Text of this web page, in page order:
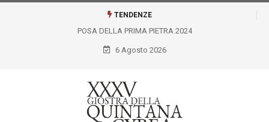
TENDENZE
POSA DELLA PRIMA PIETRA 2024
6 Agosto 2026